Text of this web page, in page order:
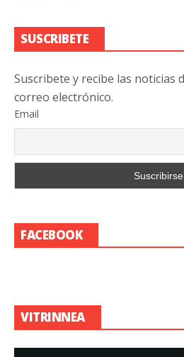
SUSCRIBETE
Suscribete y recibe las noticias
correo electrónico.
Email
FACEBOOK
VITRINNEA